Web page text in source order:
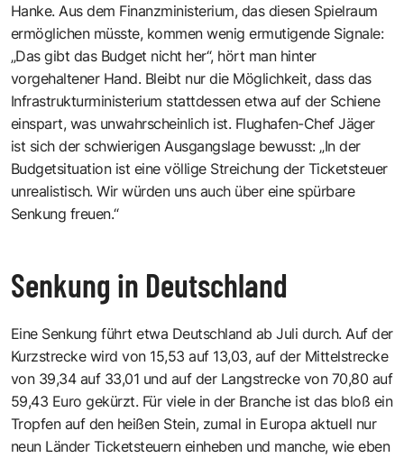
Hanke. Aus dem Finanzministerium, das diesen Spielraum
ermöglichen müsste, kommen wenig ermutigende Signale:
„Das gibt das Budget nicht her“, hört man hinter
vorgehaltener Hand. Bleibt nur die Möglichkeit, dass das
Infrastrukturministerium stattdessen etwa auf der Schiene
einspart, was unwahrscheinlich ist. Flughafen-Chef Jäger
ist sich der schwierigen Ausgangslage bewusst: „In der
Budgetsituation ist eine völlige Streichung der Ticketsteuer
unrealistisch. Wir würden uns auch über eine spürbare
Senkung freuen.“
Senkung in Deutschland
Eine Senkung führt etwa Deutschland ab Juli durch. Auf der
Kurzstrecke wird von 15,53 auf 13,03, auf der Mittelstrecke
von 39,34 auf 33,01 und auf der Langstrecke von 70,80 auf
59,43 Euro gekürzt. Für viele in der Branche ist das bloß ein
Tropfen auf den heißen Stein, zumal in Europa aktuell nur
neun Länder Ticketsteuern einheben und manche, wie eben